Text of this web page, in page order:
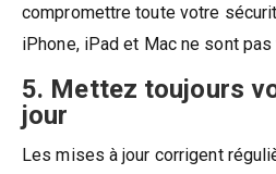
compromettre toute votre
iPhone, iPad et Mac ne sont pas
5. Mettez toujours
jour
Les mises à jour corrigent